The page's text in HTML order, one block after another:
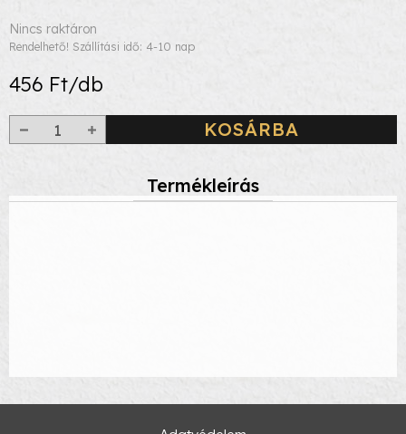
Nincs raktáron
Rendelhető! Szállítási idő: 4-10 nap
456 Ft/db
KOSÁRBA
Termékleírás